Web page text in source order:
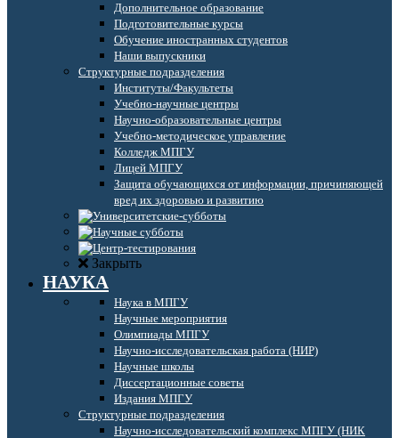
Дополнительное образование
Подготовительные курсы
Обучение иностранных студентов
Наши выпускники
Структурные подразделения
Институты/Факультеты
Учебно-научные центры
Научно-образовательные центры
Учебно-методическое управление
Колледж МПГУ
Лицей МПГУ
Защита обучающихся от информации, причиняющей
вред их здоровью и развитию
Закрыть
НАУКА
Наука в МПГУ
Научные мероприятия
Олимпиады МПГУ
Научно-исследовательская работа (НИР)
Научные школы
Диссертационные советы
Издания МПГУ
Структурные подразделения
Научно-исследовательский комплекс МПГУ (НИК